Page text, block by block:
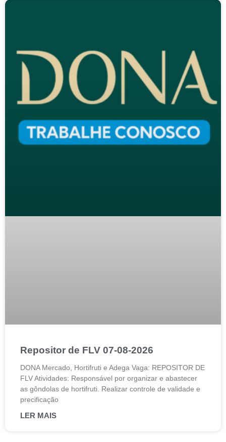
Repositor de FLV 07-08-2026
DONA Mercado, Hortifruti e Adega Vaga: REPOSITOR DE
FLV Atividades: Responsável por organizar e abastecer
as gôndolas de hortifruti. Realizar controle de validade e
precificação
LER MAIS